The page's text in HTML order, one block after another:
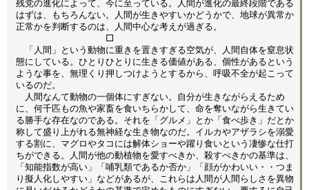
残党の進化によって、今に至っている。人間が進化の最終段階である
はずは、もちろんない。人間が生きやすいかどうかで、地球が異常か
正常かを判断するのは、人間中心な考えが過ぎる。
□
「人間」という動物に重きを置きすぎる空気が、人間自体を窒息状
態にしている。ひとりひとりに生きる価値がある、個性があるという
ような事を、無理くり押しつけようとするから、呼吸不全が起こって
いるのだ。
人間なんて動物の一個体にすぎない。自分が生きながらえるため
に、何千匹もの魚や家畜を食いちらかして、命を奪いながら生きてい
る勝手な存在なのである。それを「グルメ」とか「食べ歩き」だとか
称して盛り上がれる無神経な生き物なのだ。イルカやアザラシを溺愛
する割に、マグロやタコには解体ショーや躍り食いという凄惨な仕打
ちができる。人間が他の動植物を愛すべきか、殺すべきかの基準は、
「知能指数が高い」「哺乳類であるか否か」「顔がかわいい・・つま
り擬人化しやすい」などがあるが、これらは人間が人間らしさを異物